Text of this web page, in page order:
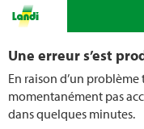
Une erreur s’est
En raison d’un problème
momentanément pas
dans quelques minutes.